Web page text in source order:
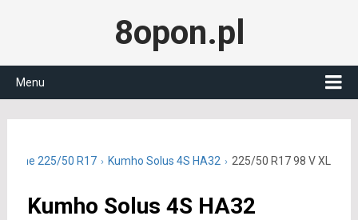
8opon.pl
Menu
225/50 R17 Kumho Solus 4S HA32 225/50 R17 98 V XL
Kumho Solus 4S HA32